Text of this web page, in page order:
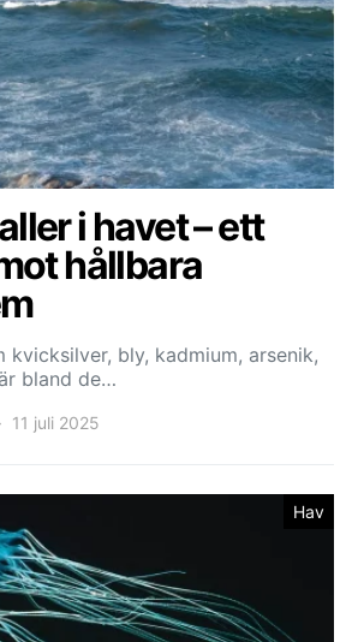
i havet – ett
hållbara
kvicksilver, bly, kadmium, arsenik,
bland de…
11 juli 2025
Hav